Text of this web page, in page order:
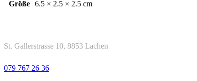
Größe
6.5 × 2.5 × 2.5 cm
St. Gallerstrasse 10, 8853 Lachen
079 767 26 36